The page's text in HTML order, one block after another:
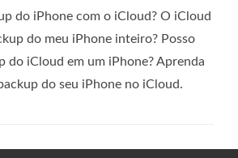
do iPhone com o iCloud? O iCloud
do meu iPhone inteiro? Posso
do iCloud em um iPhone? Aprenda
do seu iPhone no iCloud.